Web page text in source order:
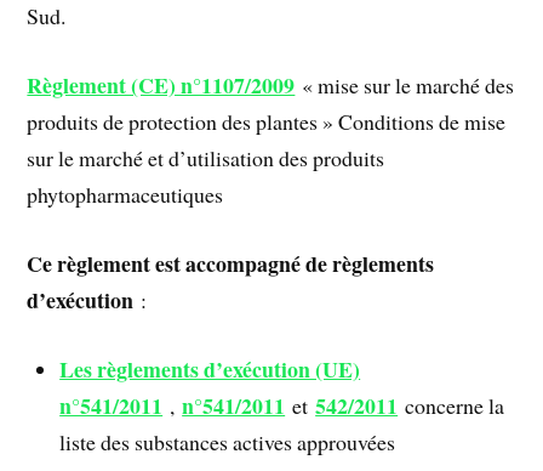
Sud.
Règlement (CE) n°1107/2009 « mise sur le marché des
produits de protection des plantes » Conditions de mise
sur le marché et d’utilisation des produits
phytopharmaceutiques
Ce règlement est accompagné de règlements
d’exécution :
Les règlements d’exécution (UE)
n°541/2011 ,n°541/2011 et542/2011 concerne la
liste des substances actives approuvées